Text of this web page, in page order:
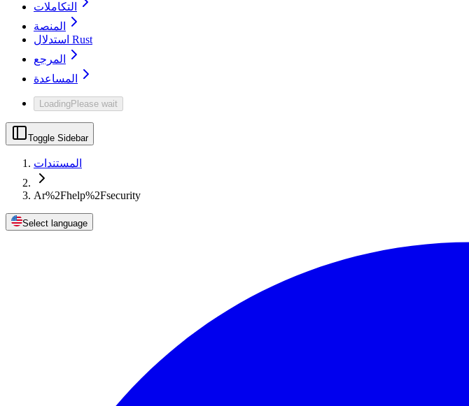
التكاملات
المنصة
استدلال Rust
المرجع
المساعدة
LoadingPlease wait
Toggle Sidebar
المستندات
Ar%2Fhelp%2Fsecurity
Select language